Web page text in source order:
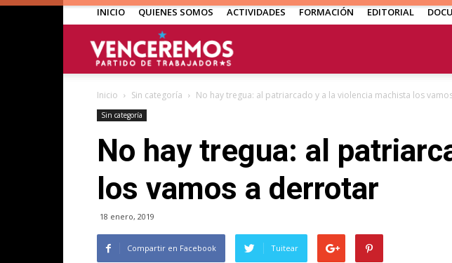
INICIO QUIENES SOMOS ACTIVIDADES FORMACIÓN EDITORIAL
Inicio Sin categoría No hay tregua: al patriarcado y a la violencia machista los
Sin categoría
No hay tregua: al
los vamos a derrotar
18 enero, 2019
Compartir en Facebook Tuitear